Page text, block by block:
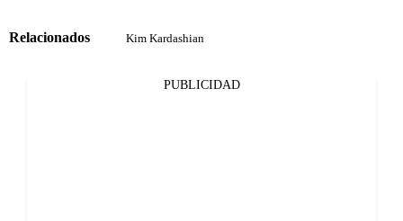
Relacionados Kim Kardashian
PUBLICIDAD